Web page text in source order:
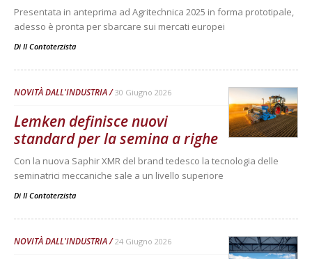
Presentata in anteprima ad Agritechnica 2025 in forma prototipale,
adesso è pronta per sbarcare sui mercati europei
Di Il Contoterzista
NOVITÀ DALL'INDUSTRIA 30 Giugno 2026
Lemken definisce nuovi
standard per la semina a righe
Con la nuova Saphir XMR del brand tedesco la tecnologia delle
seminatrici meccaniche sale a un livello superiore
Di Il Contoterzista
NOVITÀ DALL'INDUSTRIA 24 Giugno 2026